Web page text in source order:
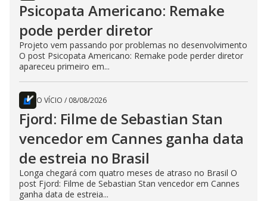
Psicopata Americano: Remake
pode perder diretor
Projeto vem passando por problemas no desenvolvimento
O post Psicopata Americano: Remake pode perder diretor
apareceu primeiro em...
O VÍCIO / 08/08/2026
Fjord: Filme de Sebastian Stan
vencedor em Cannes ganha data
de estreia no Brasil
Longa chegará com quatro meses de atraso no Brasil O
post Fjord: Filme de Sebastian Stan vencedor em Cannes
ganha data de estreia...